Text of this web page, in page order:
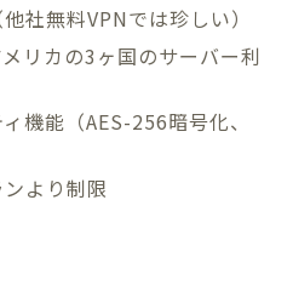
社無料VPNでは珍しい）
リカの3ヶ国のサーバー利
機能（AES-256暗号化、
より制限